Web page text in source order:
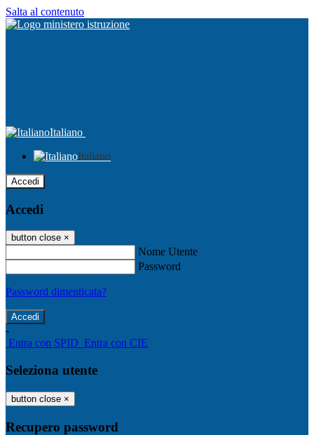
Salta al contenuto
Italiano
Italiano
Accedi
Accedi
button close ×
Nome Utente
Password
Password dimenticata?
-
Entra con SPID Entra con CIE
Seleziona utente
button close ×
Recupero password